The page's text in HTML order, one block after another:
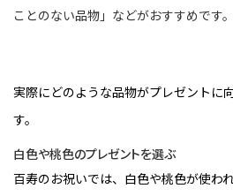
ことのない品物」などがおすすめです。
実際にどのような品物がプレゼントに
す。
白色や桃色のプレゼントを選ぶ
百寿のお祝いでは、白色や桃色が使わ